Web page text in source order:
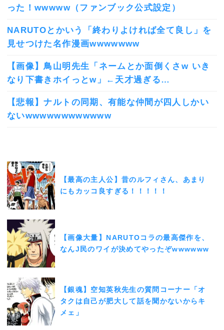
った！wwwww（ファンブック公式設定）
NARUTOとかいう「終わりよければ全て良し」を
見せつけた名作漫画wwwwwww
【画像】鳥山明先生「ネームとか面倒くさw いき
なり下書きホイっとw」←天才過ぎる…
【悲報】ナルトの同期、有能な仲間が四人しかい
ないwwwwwwwwwwww
【最高の主人公】昔のルフィさん、あまり
にもカッコ良すぎる！！！！！
【画像大量】NARUTOコラの最高傑作を、
なんJ民のワイが決めてやったぞwwwwww
【銀魂】空知英秋先生の質問コーナー「オ
タクは自己が肥大して話を聞かないからキ
メェ」